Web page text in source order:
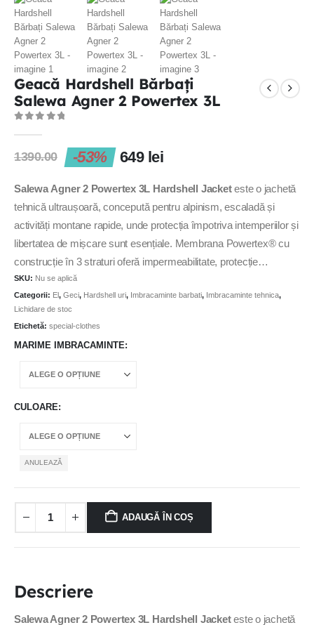
Geacă Hardshell Bărbați
Salewa Agner 2 Powertex 3L
1390.00 -53% 649 lei
Salewa Agner 2 Powertex 3L Hardshell Jacketeste o jachetă
tehnică ultraușoară, concepută pentru alpinism, escaladă și
activități montane rapide, unde protecția împotriva intemperiilor și
libertatea de mișcare sunt esențiale. Membrana Powertex® cu
construcție în 3 straturi oferă impermeabilitate, protecție
împotriva vântului și respirabilitate ridicată, menținând confortul în
condiții dificile de vreme.
SKU: Nu se aplică
Categorii: El, Geci, Hardshell uri, Imbracaminte barbati, Imbracaminte tehnica,
Lichidare de stoc
Etichetă: special-clothes
MARIME IMBRACAMINTE
CULOARE
ANULEAZĂ
ADAUGĂ ÎN COȘ
Descriere
Salewa Agner 2 Powertex 3L Hardshell Jacketeste o jachetă